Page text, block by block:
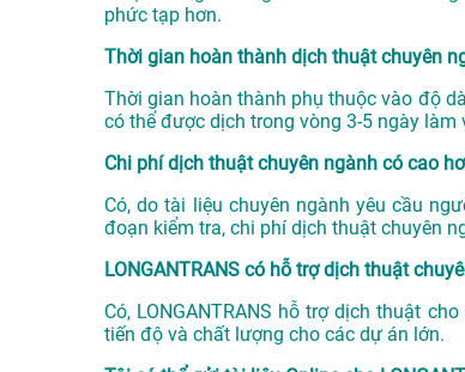
phức tạp hơn.
Thời gian hoàn thành dịch thuật chuyên
Thời gian hoàn thành phụ thuộc vào độ
có thể được dịch trong vòng 3-5 ngày làm
Chi phí dịch thuật chuyên ngành có cao
Có, do tài liệu chuyên ngành yêu cầu
đoạn kiểm tra, chi phí dịch thuật chuyên
LONGANTRANS có hỗ trợ dịch thuật
Có, LONGANTRANS hỗ trợ dịch thuật
tiến độ và chất lượng cho các dự án lớn.